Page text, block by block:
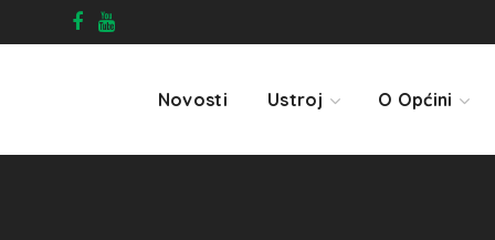
Novosti Ustroj O Općini